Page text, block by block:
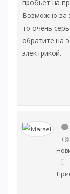
пробьет на
Возможно за
то очень
обратите на
электрикой.